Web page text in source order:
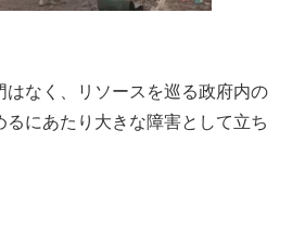
はなく、リソースを巡る政府内の
にあたり大きな障害として立ち